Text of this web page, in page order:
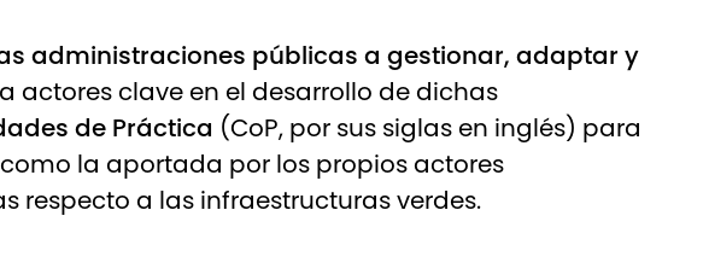
administraciones públicas a gestionar, adaptar y
actores clave en el desarrollo de dichas
de Práctica (CoP, por sus siglas en inglés) para
la aportada por los propios actores
respecto a las infraestructuras verdes.